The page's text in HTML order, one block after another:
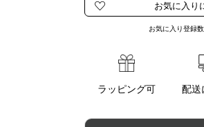
お気に入り登録
ラッピング可 配送